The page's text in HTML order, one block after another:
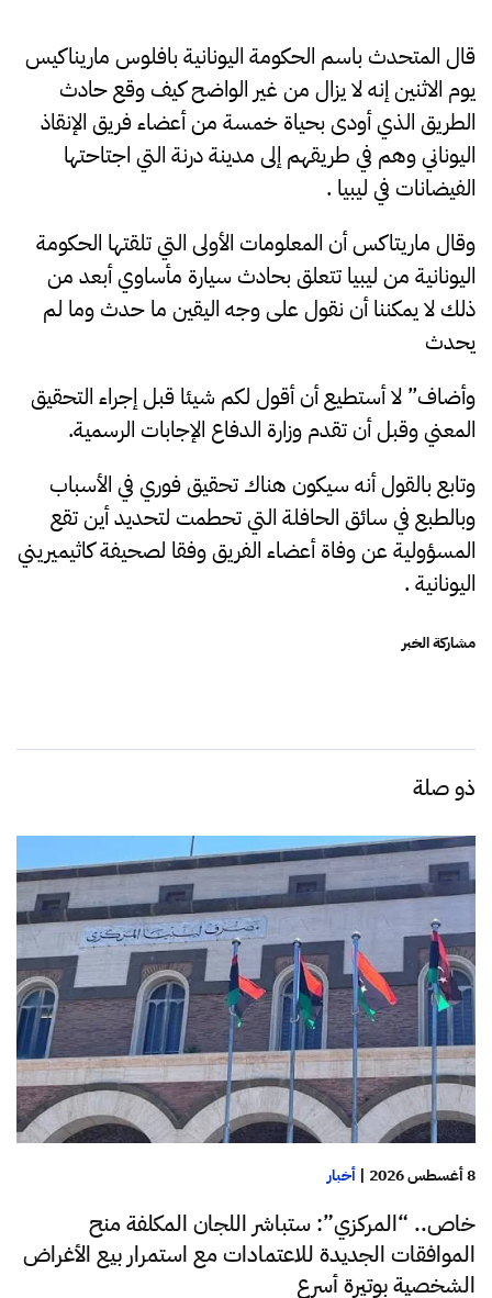
قال المتحدث باسم الحكومة اليونانية بافلوس ماريناكيس
يوم الاثنين إنه لا يزال من غير الواضح كيف وقع حادث
الطريق الذي أودى بحياة خمسة من أعضاء فريق الإنقاذ
اليوناني وهم في طريقهم إلى مدينة درنة التي اجتاحتها
الفيضانات في ليبيا .
وقال ماريتاكس أن المعلومات الأولى التي تلقتها الحكومة
اليونانية من ليبيا تتعلق بحادث سيارة مأساوي أبعد من
ذلك لا يمكننا أن نقول على وجه اليقين ما حدث وما لم
يحدث
وأضاف” لا أستطيع أن أقول لكم شيئا قبل إجراء التحقيق
المعني وقبل أن تقدم وزارة الدفاع الإجابات الرسمية.
وتابع بالقول أنه سيكون هناك تحقيق فوري في الأسباب
وبالطبع في سائق الحافلة التي تحطمت لتحديد أين تقع
المسؤولية عن وفاة أعضاء الفريق وفقا لصحيفة كاثيميريني
اليونانية .
مشاركة الخبر
ذو صلة
8 أغسطس 2026 | أخبار
خاص.. “المركزي”: ستباشر اللجان المكلفة منح
الموافقات الجديدة للاعتمادات مع استمرار بيع الأغراض
الشخصية بوتيرة أسرع